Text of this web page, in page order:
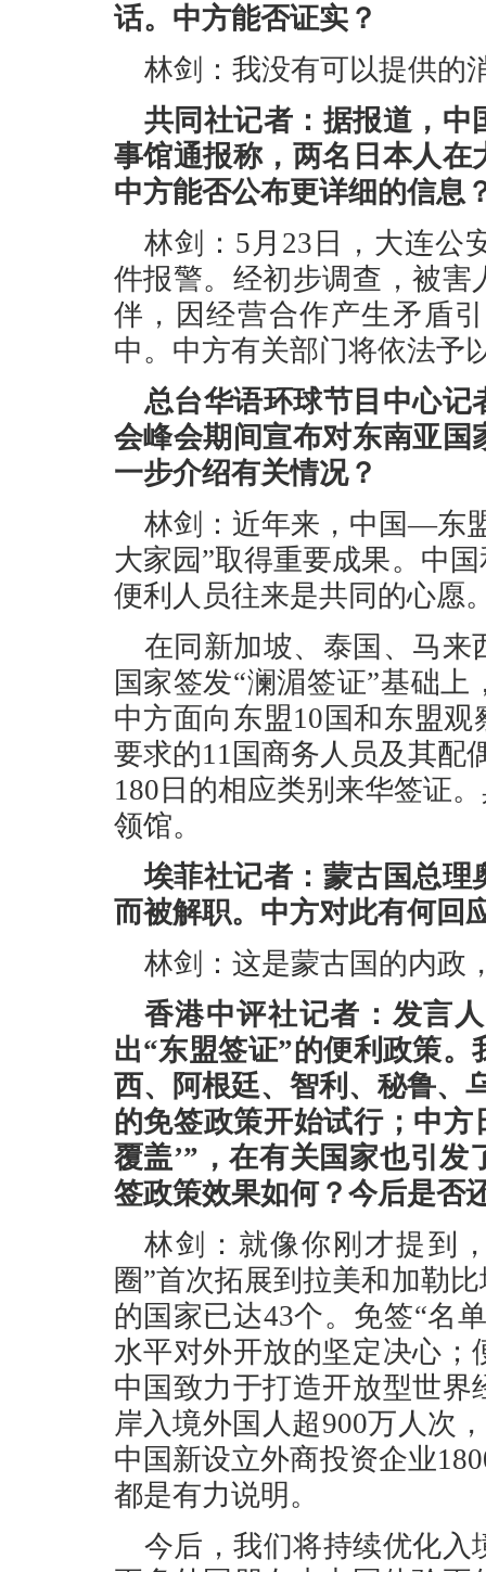
话。中方能否证实？
林剑：我没有可以提供的
共同社记者：据报道，
事馆通报称，两名日本人
中方能否公布更详细的信息
林剑：5月23日，大连公
件报警。经初步调查，被
伴，因经营合作产生矛盾
中。中方有关部门将依法予
总台华语环球节目中心
会峰会期间宣布对东南亚
一步介绍有关情况？
林剑：近年来，中国—东
大家园”取得重要成果。中
便利人员往来是共同的心愿
在同新加坡、泰国、马
国家签发“澜湄签证”基础
中方面向东盟10国和东盟
要求的11国商务人员及其配
180日的相应类别来华签证
领馆。
埃菲社记者：蒙古国总理
而被解职。中方对此有何回
林剑：这是蒙古国的内政
香港中评社记者：发言
出“东盟签证”的便利政策
西、阿根廷、智利、秘鲁、
的免签政策开始试行；中方
覆盖’”，在有关国家也引
签政策效果如何？今后是否
林剑：就像你刚才提到
圈”首次拓展到拉美和加勒
的国家已达43个。免签“名
水平对外开放的坚定决心
中国致力于打造开放型世
岸入境外国人超900万人次
中国新设立外商投资企业
都是有力说明。
今后，我们将持续优化